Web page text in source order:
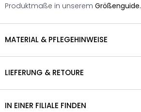
Produktmaße in unserem Größenguide.
MATERIAL & PFLEGEHINWEISE
LIEFERUNG & RETOURE
IN EINER FILIALE FINDEN